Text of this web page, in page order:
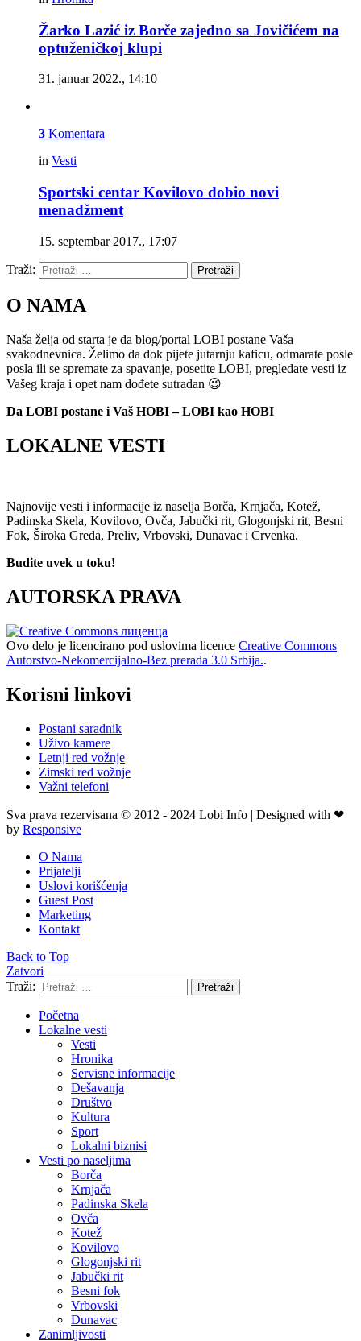
Žarko Lazić iz Borče zajedno sa Jovičićem na
optuženičkoj klupi
31. januar 2022., 14:10
3 Komentara
in Vesti
Sportski centar Kovilovo dobio novi
menadžment
15. septembar 2017., 17:07
Traži: Pretraži
O NAMA
Naša želja od starta je da blog/portal LOBI postane Vaša
svakodnevnica. Želimo da dok pijete jutarnju kaficu, odmarate posle
posla ili se spremate za spavanje, posetite LOBI, pregledate vesti iz
Vašeg kraja i opet nam dođete sutradan 😉
Da LOBI postane i Vaš HOBI – LOBI kao HOBI
LOKALNE VESTI
Najnovije vesti i informacije iz naselja Borča, Krnjača, Kotež,
Padinska Skela, Kovilovo, Ovča, Jabučki rit, Glogonjski rit, Besni
Fok, Široka Greda, Preliv, Vrbovski, Dunavac i Crvenka.
Budite uvek u toku!
AUTORSKA PRAVA
Ovo delo je licencirano pod uslovima licence Creative Commons
Autorstvo-Nekomercijalno-Bez prerada 3.0 Srbija..
Korisni linkovi
Postani saradnik
Uživo kamere
Letnji red vožnje
Zimski red vožnje
Važni telefoni
Sva prava rezervisana © 2012 - 2024 Lobi Info | Designed with ❤
by Responsive
O Nama
Prijatelji
Uslovi korišćenja
Guest Post
Marketing
Kontakt
Back to Top
Zatvori
Traži:
Pretraži
Početna
Lokalne vesti
Vesti
Hronika
Servisne informacije
Dešavanja
Društvo
Kultura
Sport
Lokalni biznisi
Vesti po naseljima
Borča
Krnjača
Padinska Skela
Ovča
Kotež
Kovilovo
Glogonjski rit
Jabučki rit
Besni fok
Vrbovski
Dunavac
Zanimljivosti